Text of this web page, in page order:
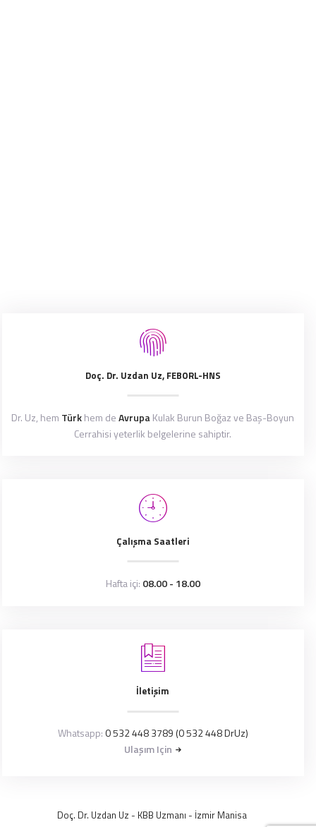
Doç. Dr. Uzdan Uz, FEBORL-HNS
Dr. Uz, hem Türkhem deAvrupaKulak Burun Boğaz ve Baş-Boyun
Cerrahisi yeterlik belgelerine sahiptir.
Çalışma Saatleri
Hafta içi: 08.00 - 18.00
İletişim
Whatsapp: 0 532 448 3789 (0 532 448 DrUz)
Ulaşım Için
Doç. Dr. Uzdan Uz - KBB Uzmanı - İzmir Manisa